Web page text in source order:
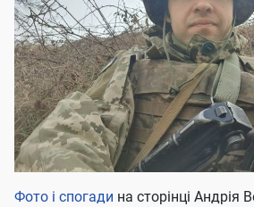
Фото і спогади на сторінці Андрія